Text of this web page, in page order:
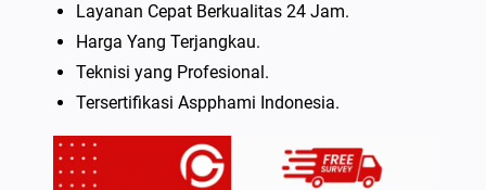
Layanan Cepat Berkualitas 24 Jam.
Harga Yang Terjangkau.
Teknisi yang Profesional.
Tersertifikasi Aspphami Indonesia.